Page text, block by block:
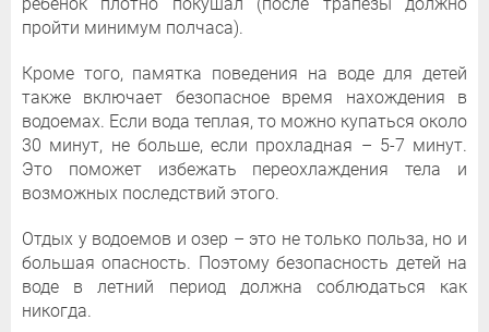
пройти минимум полчаса).
Кроме того, памятка поведения на воде для детей
также включает безопасное время нахождения в
водоемах. Если вода теплая, то можно купаться около
30 минут, не больше, если прохладная – 5-7 минут.
Это поможет избежать переохлаждения тела и
возможных последствий этого.
Отдых у водоемов и озер – это не только польза, но и
большая опасность. Поэтому безопасность детей на
воде в летний период должна соблюдаться как
никогда.